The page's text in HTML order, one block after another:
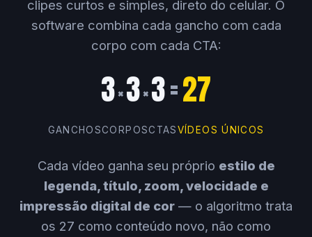
clipes curtos e simples, direto do celular. O
software combina cada gancho com cada
corpo com cada CTA:
3×3×3=27
GANCHOSCORPOSCTASVÍDEOS ÚNICOS
Cada vídeo ganha seu próprio estilo de
legenda, título, zoom, velocidade e
impressão digital de cor — o algoritmo trata
os 27 como conteúdo novo, não como